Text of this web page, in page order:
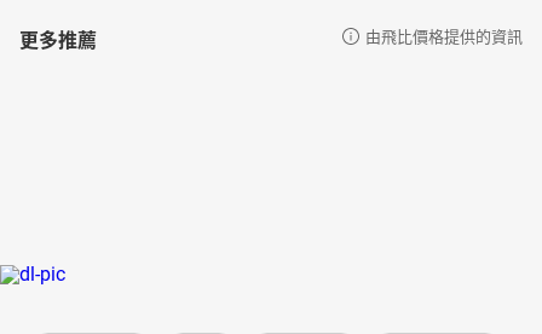
更多推薦 由飛比價格提供的資訊